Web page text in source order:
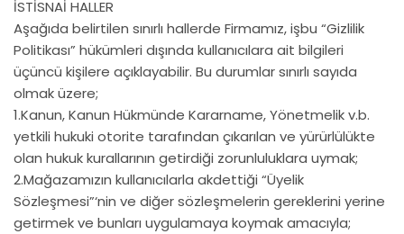
İSTİSNAİ HALLER
Aşağıda belirtilen sınırlı hallerde Firmamız, işbu “Gizlilik
Politikası” hükümleri dışında kullanıcılara ait bilgileri
üçüncü kişilere açıklayabilir. Bu durumlar sınırlı sayıda
olmak üzere;
1.Kanun, Kanun Hükmünde Kararname, Yönetmelik v.b.
yetkili hukuki otorite tarafından çıkarılan ve yürürlülükte
olan hukuk kurallarının getirdiği zorunluluklara uymak;
2.Mağazamızın kullanıcılarla akdettiği “Üyelik
Sözleşmesi”‘nin ve diğer sözleşmelerin gereklerini yerine
getirmek ve bunları uygulamaya koymak amacıyla;